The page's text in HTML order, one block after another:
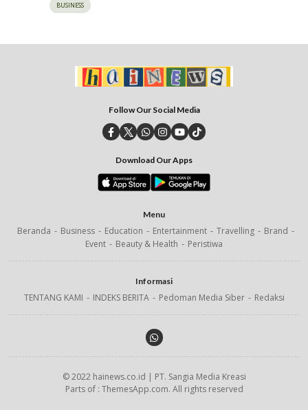
BUSINESS
Follow Our Social Media
Download Our Apps
Menu
Beranda Business Education Entertainment Travelling
Brand
Event
Beauty & Health Peristiwa
Informasi
TENTANG KAMI INDEKS BERITA Pedoman Media Siber Redaksi
© 2022 hainews.co.id | PT. Sangia Media Kreasi
Parts of : ThemesApp.com. All rights reserved